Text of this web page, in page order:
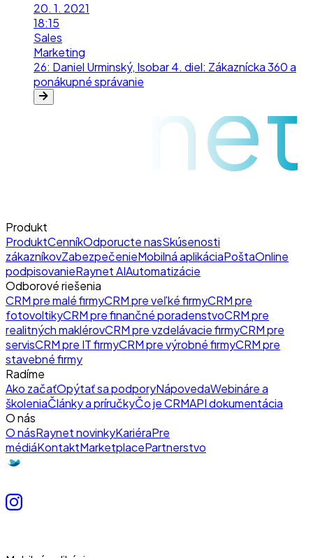
20. 1. 2021
18:15
Sales
Marketing
26: Daniel Urminský, Isobar 4. diel: Zákaznícka 360 a
ponákupné správanie
raynet
Produkt
ProduktCenníkOdporucte nasSkúsenosti
zákazníkovZabezpečenieMobilná aplikáciaPoštaOnline
podpisovanieRaynet AIAutomatizácie
Odborové riešenia
CRM pre malé firmyCRM pre veľké firmyCRM pre
fotovoltikyCRM pre finančné poradenstvoCRM pre
realitných maklérovCRM pre vzdelávacie firmyCRM pre
servisCRM pre IT firmyCRM pre výrobné firmyCRM pre
stavebné firmy
Radíme
Ako začaťOpýtať sa podporyNápovedaWebináre a
školeniaČlánky a príručkyČo je CRMAPI dokumentácia
O nás
O násRaynet novinkyKariéraPre
médiáKontaktMarketplacePartnerstvo